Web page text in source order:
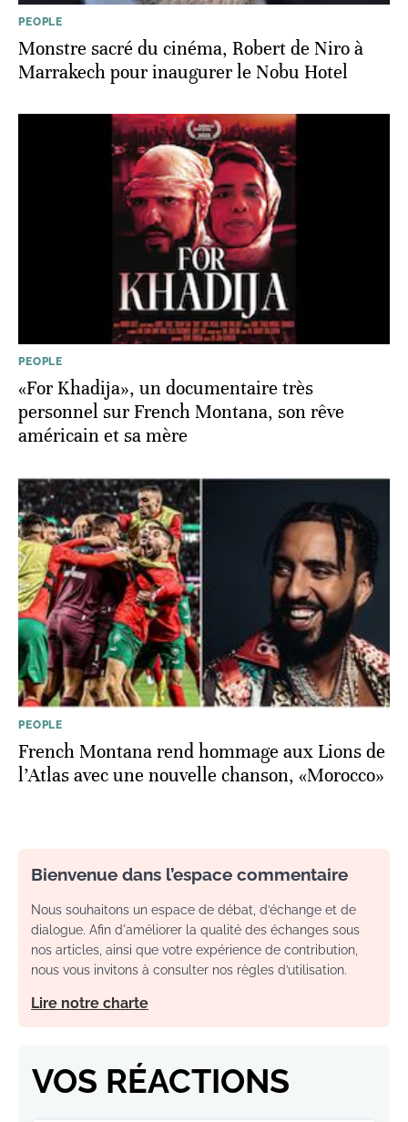
PEOPLE
Monstre sacré du cinéma, Robert de Niro à
Marrakech pour inaugurer le Nobu Hotel
PEOPLE
«For Khadija», un documentaire très
personnel sur French Montana, son rêve
américain et sa mère
PEOPLE
French Montana rend hommage aux Lions de
l’Atlas avec une nouvelle chanson, «Morocco»
Bienvenue dans l’espace commentaire
Nous souhaitons un espace de débat, d’échange et de
dialogue. Afin d'améliorer la qualité des échanges sous
nos articles, ainsi que votre expérience de contribution,
nous vous invitons à consulter nos règles d’utilisation.
Lire notre charte
VOS RÉACTIONS